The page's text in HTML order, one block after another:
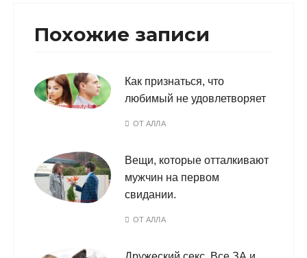
Похожие записи
Как признаться, что
любимый не удовлетворяет
ОТАЛЛА
Вещи, которые отталкивают
мужчин на первом
свидании.
ОТАЛЛА